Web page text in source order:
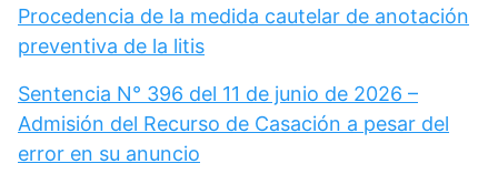
Procedencia de la medida cautelar de anotación
preventiva de la litis
Sentencia N° 396 del 11 de junio de 2026 –
Admisión del Recurso de Casación a pesar del
error en su anuncio